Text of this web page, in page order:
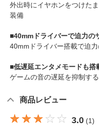
外出時にイヤホンをつけた
装備
■40mmドライバーで迫力の
40mmドライバー搭載で迫
■低遅延エンタメモードも搭
ゲームの音の遅延を抑制す
商品レビュー
3.0 (1)